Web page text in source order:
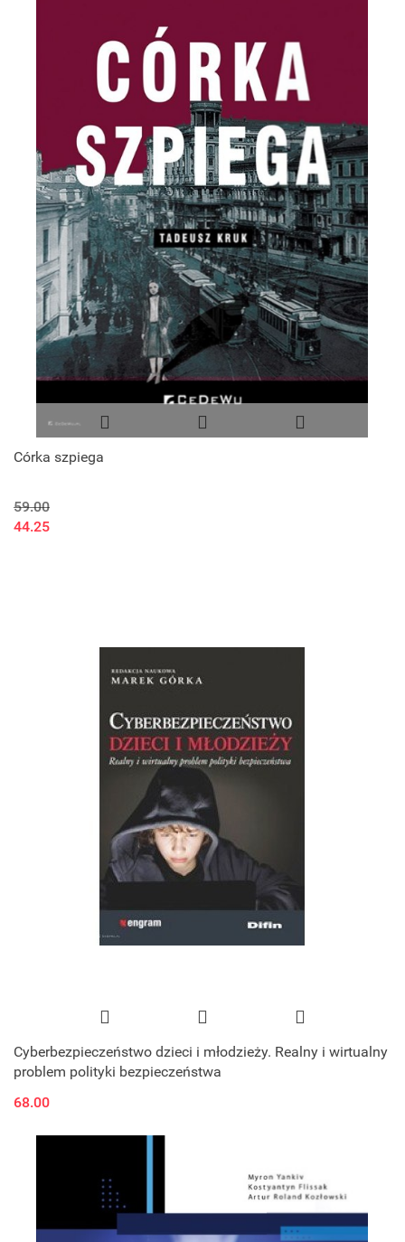
Córka szpiega
59.00
44.25
Cyberbezpieczeństwo dzieci i młodzieży. Realny i wirtualny
problem polityki bezpieczeństwa
68.00